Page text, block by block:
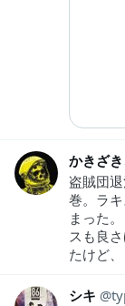
かきざ
盗賊団
巻。ラ
まった
スも良
たけど
シキ